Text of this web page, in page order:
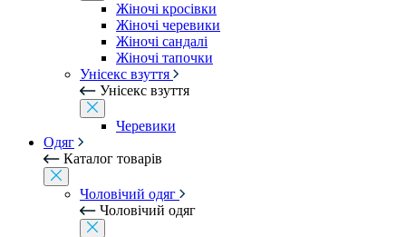
Жіночі кросівки
Жіночі черевики
Жіночі сандалі
Жіночі тапочки
Унісекс взуття
Унісекс взуття
Черевики
Одяг
Каталог товарів
Чоловічий одяг
Чоловічий одяг